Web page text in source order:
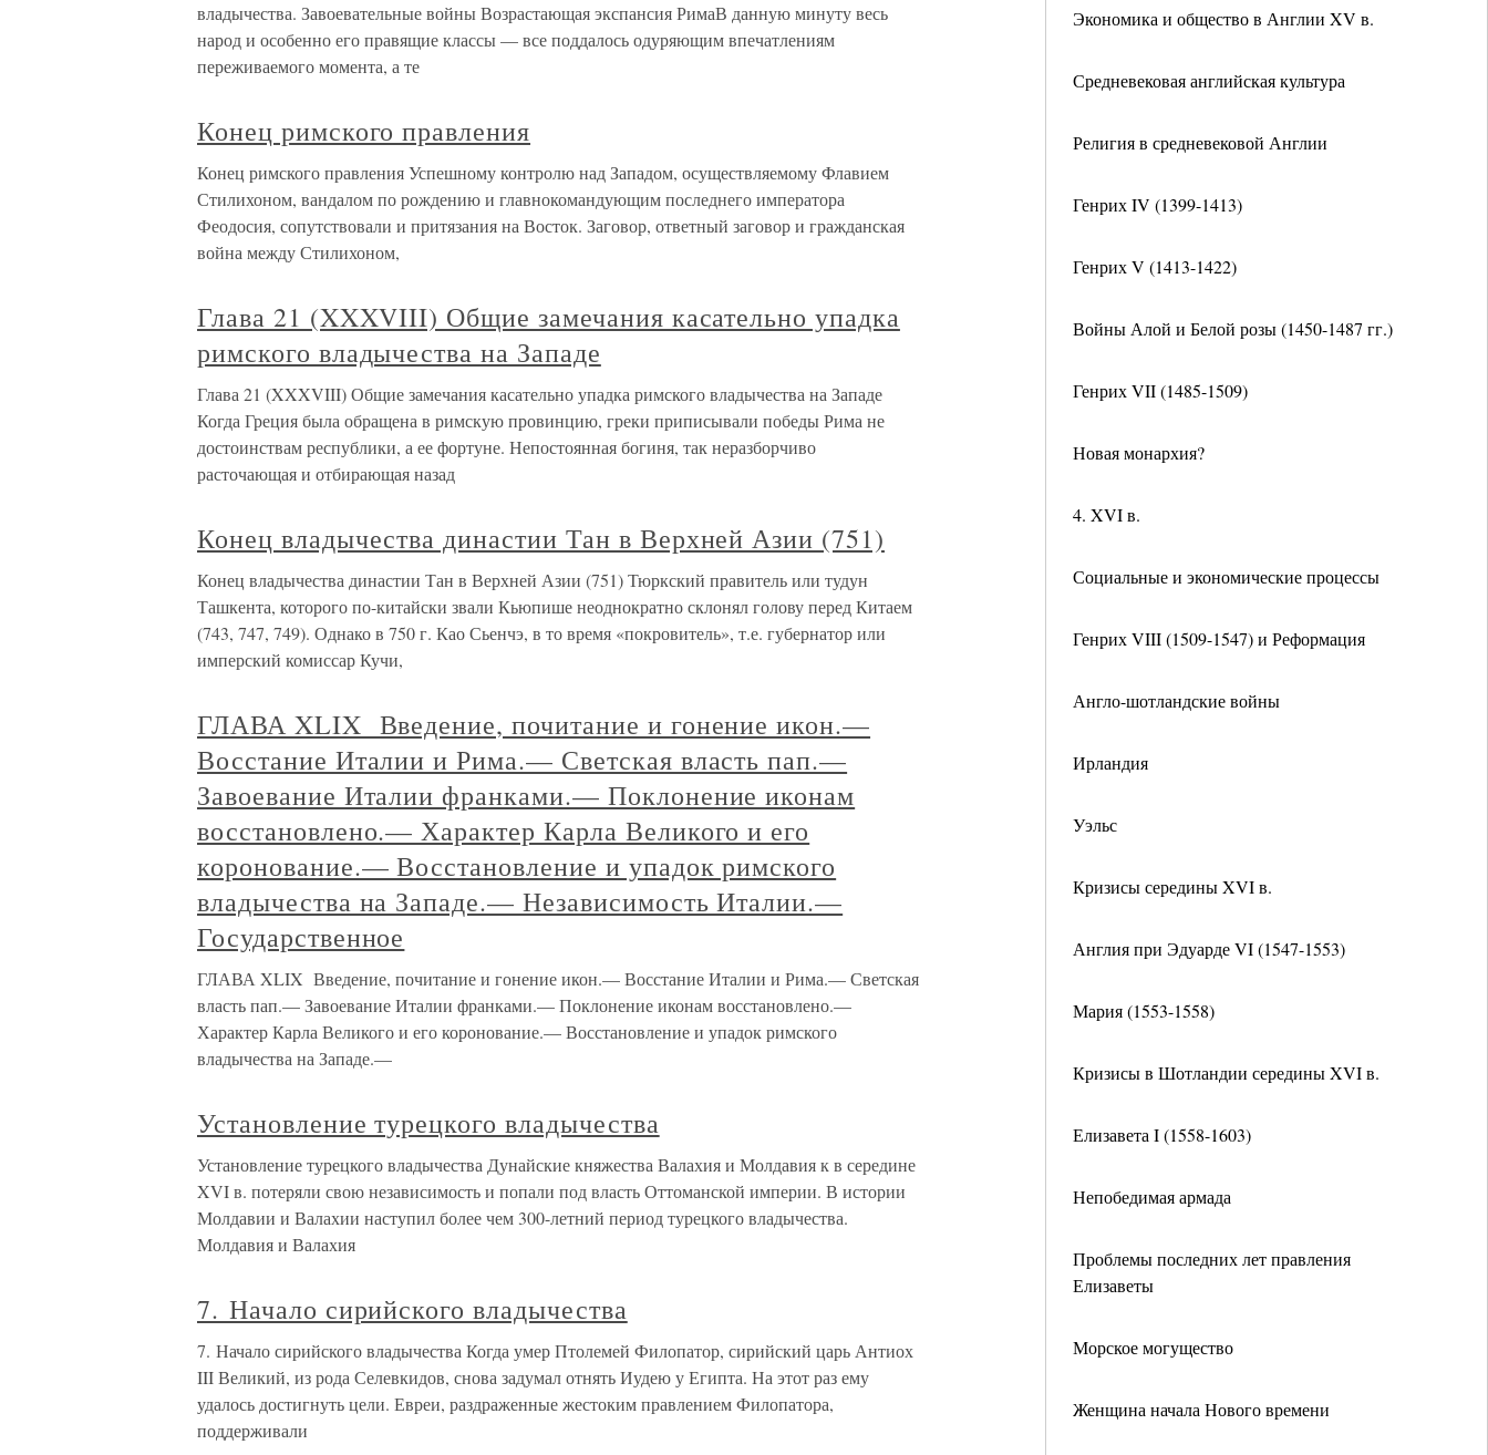
Экономика и общество в Англии XV в.
Средневековая английская культура
Религия в средневековой Англии
Генрих IV (1399-1413)
Генрих V (1413-1422)
Войны Алой и Белой розы (1450-1487 гг.)
Генрих VII (1485-1509)
Новая монархия?
4. XVI в.
Социальные и экономические процессы
Генрих VIII (1509-1547) и Реформация
Англо-шотландские войны
Ирландия
Уэльс
Кризисы середины XVI в.
Англия при Эдуарде VI (1547-1553)
Мария (1553-1558)
Кризисы в Шотландии середины XVI в.
Елизавета I (1558-1603)
Непобедимая армада
Проблемы последних лет правления
Елизаветы
Морское могущество
Женщина начала Нового времени
владычества. Завоевательные войны Возрастающая экспансия РимаВ данную минуту весь
народ и особенно его правящие классы — все поддалось одуряющим впечатлениям
переживаемого момента, а те
Конец римского правления
Конец римского правления Успешному контролю над Западом, осуществляемому Флавием
Стилихоном, вандалом по рождению и главнокомандующим последнего императора
Феодосия, сопутствовали и притязания на Восток. Заговор, ответный заговор и гражданская
война между Стилихоном,
Глава 21 (XXXVIII) Общие замечания касательно упадка
римского владычества на Западе
Глава 21 (XXXVIII) Общие замечания касательно упадка римского владычества на Западе
Когда Греция была обращена в римскую провинцию, греки приписывали победы Рима не
достоинствам республики, а ее фортуне. Непостоянная богиня, так неразборчиво
расточающая и отбирающая назад
Конец владычества династии Тан в Верхней Азии (751)
Конец владычества династии Тан в Верхней Азии (751) Тюркский правитель или тудун
Ташкента, которого по-китайски звали Кьюпише неоднократно склонял голову перед Китаем
(743, 747, 749). Однако в 750 г. Као Сьенчэ, в то время «покровитель», т.е. губернатор или
имперский комиссар Кучи,
ГЛАВА XLIX Введение, почитание и гонение икон.—
Восстание Италии и Рима.— Светская власть пап.—
Завоевание Италии франками.— Поклонение иконам
восстановлено.— Характер Карла Великого и его
коронование.— Восстановление и упадок римского
владычества на Западе.— Независимость Италии.—
Государственное
ГЛАВА XLIX Введение, почитание и гонение икон.— Восстание Италии и Рима.— Светская
власть пап.— Завоевание Италии франками.— Поклонение иконам восстановлено.—
Характер Карла Великого и его коронование.— Восстановление и упадок римского
владычества на Западе.—
Установление турецкого владычества
Установление турецкого владычества Дунайские княжества Валахия и Молдавия к в середине
XVI в. потеряли свою независимость и попали под власть Оттоманской империи. В истории
Молдавии и Валахии наступил более чем 300-летний период турецкого владычества.
Молдавия и Валахия
7. Начало сирийского владычества
7. Начало сирийского владычества Когда умер Птолемей Филопатор, сирийский царь Антиох
III Великий, из рода Селевкидов, снова задумал отнять Иудею у Египта. На этот раз ему
удалось достигнуть цели. Евреи, раздраженные жестоким правлением Филопатора,
поддерживали